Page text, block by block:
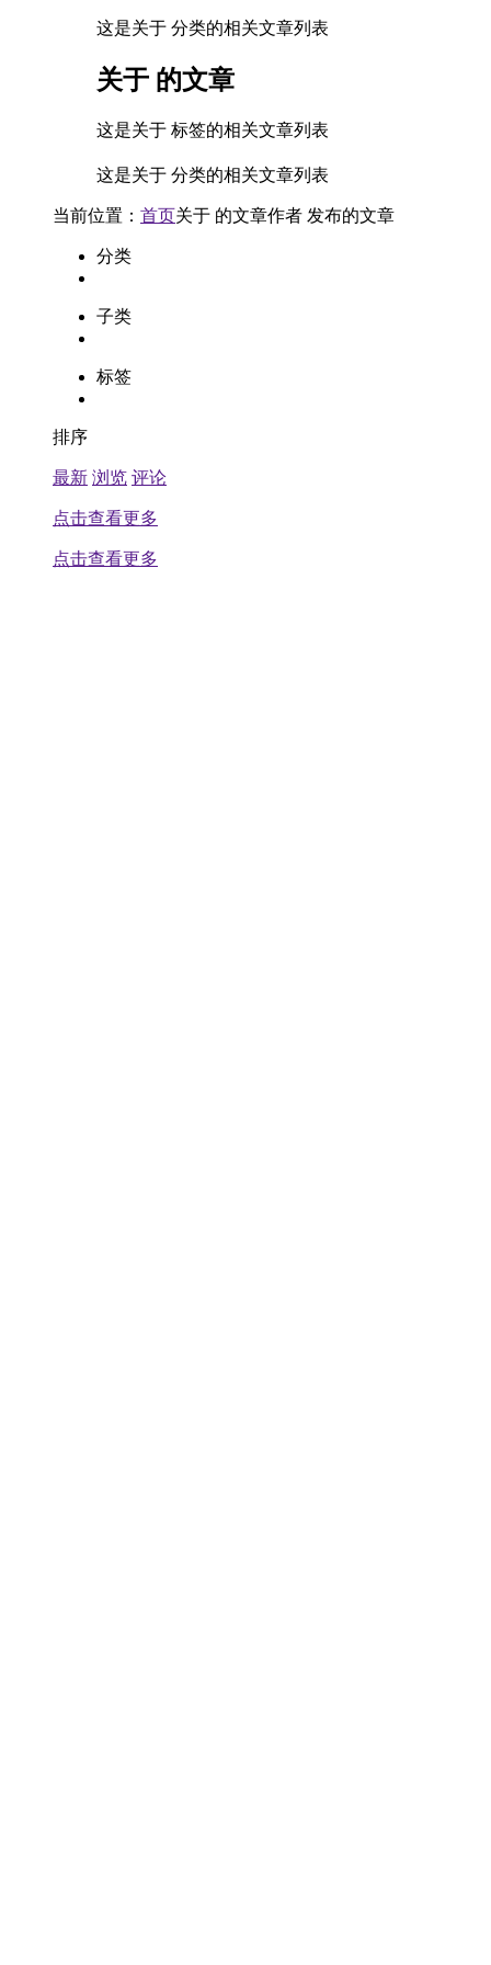
这是关于 分类的相关文章列表
关于 的文章
这是关于 标签的相关文章列表
这是关于 分类的相关文章列表
当前位置： 首页关于 的文章作者 发布的文章
分类
子类
标签
排序
最新 浏览 评论
点击查看更多
点击查看更多